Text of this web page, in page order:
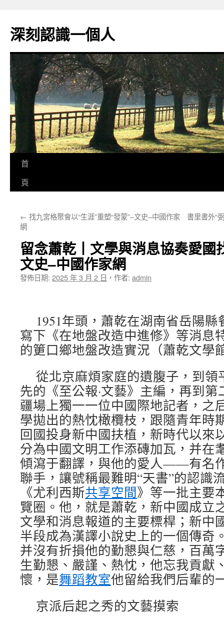
主
要
深刻認識一個人
首
頁
← 找九宮格聚會以“生涯”重塑“發蒙”–文史–中國作家
網
書里書外“
留念蕭乾丨文學與消息協奏愛國
文史–中國作家網
發佈日期: 2025 年 3 月 2 日 ， 作者: admin
1951年頭，蕭乾在湖南省岳陽
寫下《在地盤改造中進修》等消息
的筻口鄉地盤改造實況（蕭乾文學
從北京麻煩家庭的遺腹子，到領
先的《至公報·文藝》主編，再到
疆場上獨一一位中國際地記者，之
學拋出的熱忱橄欖枝，跟隨青年時
回國投身新中國扶植，新時代以來
分為中國文明工作添磚加瓦，并在
傾瀉于翻譯，與他的愛人——有名
聯手，讓號稱最難明“天書”的認
《尤利西斯共享空間》等一批主要
覽圈。他，就是蕭乾，新中國成立
文學和消息報道的主要標桿；新中
半段成為漢譯小說史上的一個傳奇
并沒有折損他的勤懇與仁慈，百萬
生勤懇、嚴謹、熱忱，他忘我貢獻
懷，是舞蹈教室他留給我們后輩的
京派后起之秀的文藝摸索